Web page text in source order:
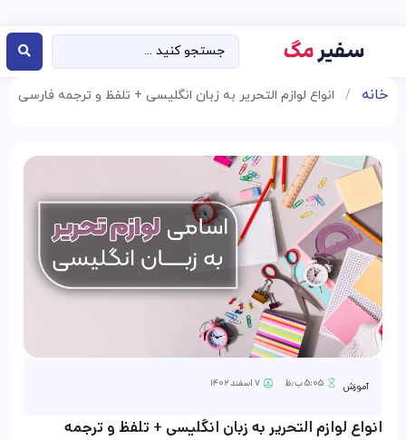
خانه / انواع لوازم التحریر به زبان انگلیسی + تلفظ و ترجمه فارسی
آموزش ۵:۰۵ ب٫ظ ۷ اسفند ۱۴۰۲
انواع لوازم التحریر به زبان انگلیسی + تلفظ و ترجمه